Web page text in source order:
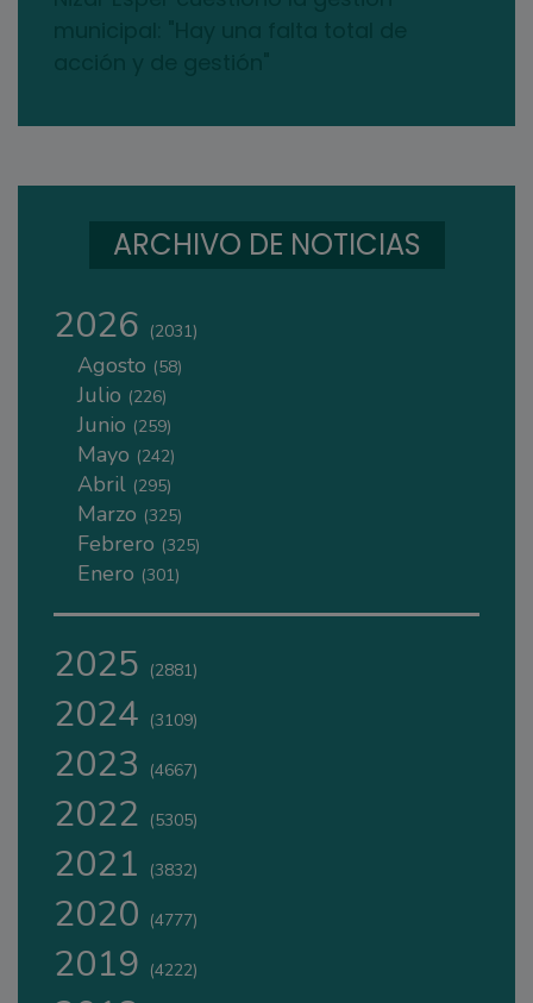
ARCHIVO DE NOTICIAS
2026 (2031)
Agosto (58)
Julio (226)
Junio (259)
Mayo (242)
Abril (295)
Marzo (325)
Febrero (325)
Enero (301)
2025 (2881)
2024 (3109)
2023 (4667)
2022 (5305)
2021 (3832)
2020 (4777)
2019 (4222)